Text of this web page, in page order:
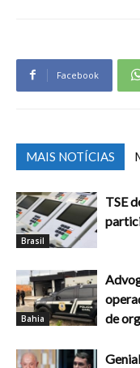
Facebook
MAIS NOTÍCIAS
Brasil
TSE
Bahia
de